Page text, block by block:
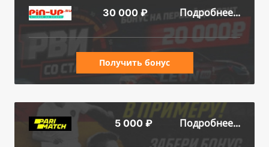
30 000 ₽ Подробнее...
Получить бонус
5 000 ₽ Подробнее...